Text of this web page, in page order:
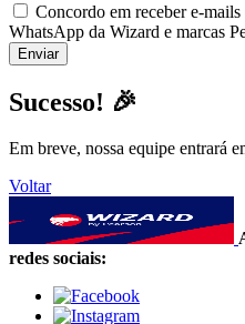
Concordo em receber e-mails
WhatsApp da Wizard e marcas
Sucesso! 🎉
Em breve, nossa equipe entrará
Voltar
redes sociais: